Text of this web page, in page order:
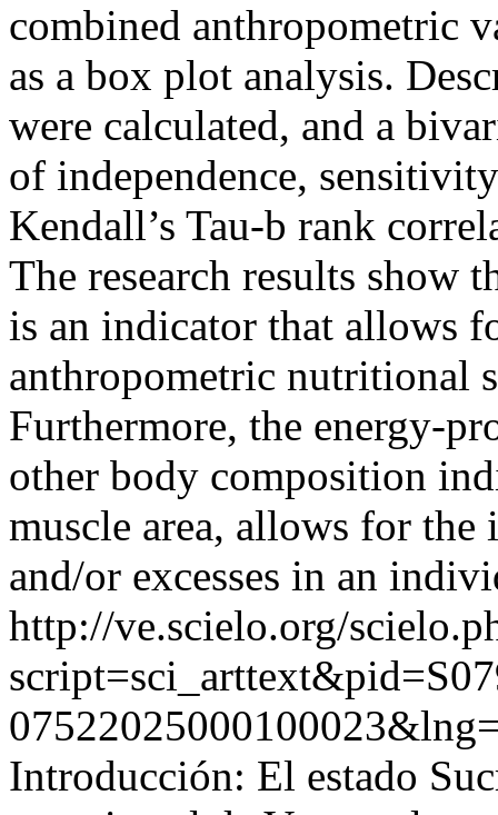
combined anthropometric
as a box plot analysis.
were calculated, and a
of independence,
Kendall’s Tau-b rank
The research results show
is an indicator that allows
anthropometric nutritional
Furthermore, the energy-
other body composition
muscle area, allows for
and/or excesses in an
http://ve.scielo.org/
Introducción: El estado